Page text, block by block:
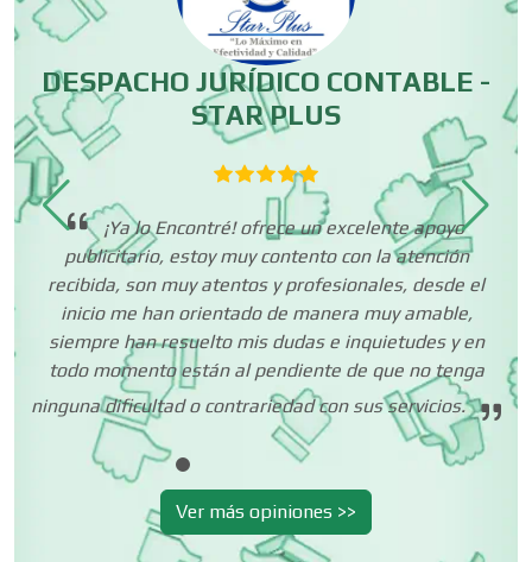
Centros Comerciales
Centros de Espectáculos
Centros de Nutrición
Centros Turísticos
Cerrajerías
Cibercafés
DESPACHO JURÍDICO CONTABLE -
STAR PLUS
¡Ya lo Encontré! ofrece un excelente apoyo
publicitario, estoy muy contento con la atención
recibida, son muy atentos y profesionales, desde el
inicio me han orientado de manera muy amable,
siempre han resuelto mis dudas e inquietudes y en
todo momento están al pendiente de que no tenga
ninguna dificultad o contrariedad con sus servicios.
Ver más opiniones >>